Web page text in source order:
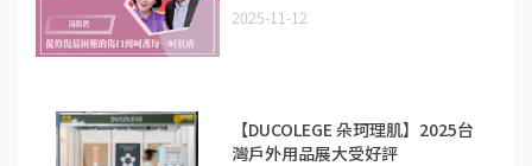
2025-11-12
【DUCOLEGE 朵珂理肌】2025台
灣戶外用品展大受好評